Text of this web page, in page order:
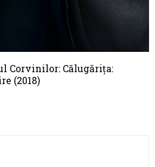
Corvinilor: Călugărița:
(2018)